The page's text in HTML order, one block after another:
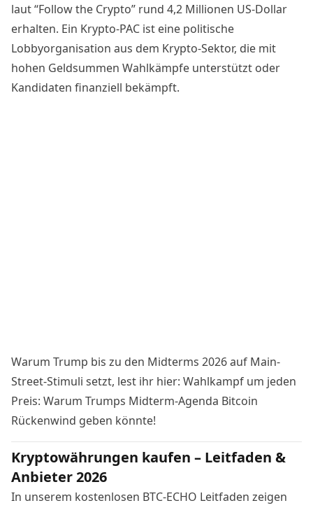
laut “Follow the Crypto” rund 4,2 Millionen US-Dollar
erhalten. Ein Krypto-PAC ist eine politische
Lobbyorganisation aus dem Krypto-Sektor, die mit
hohen Geldsummen Wahlkämpfe unterstützt oder
Kandidaten finanziell bekämpft.
Warum Trump bis zu den Midterms 2026 auf Main-
Street-Stimuli setzt, lest ihr hier: Wahlkampf um jeden
Preis: Warum Trumps Midterm-Agenda Bitcoin
Rückenwind geben könnte!
Kryptowährungen kaufen – Leitfaden &
Anbieter 2026
In unserem kostenlosen BTC-ECHO Leitfaden zeigen